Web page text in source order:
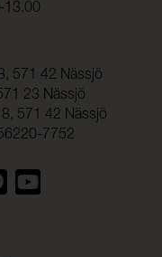
13.00
571 42 Nässjö
23 Nässjö
571 42 Nässjö
7752